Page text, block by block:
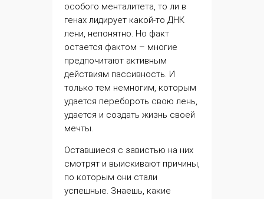
особого менталитета, то ли в
генах лидирует какой-то ДНК
лени, непонятно. Но факт
остается фактом – многие
предпочитают активным
действиям пассивность. И
только тем немногим, которым
удается перебороть свою лень,
удается и создать жизнь своей
мечты.
Оставшиеся с завистью на них
смотрят и выискивают причины,
по которым они стали
успешные. Знаешь, какие